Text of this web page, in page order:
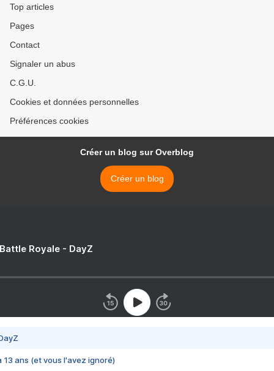
Top articles
Pages
Contact
Signaler un abus
C.G.U.
Cookies et données personnelles
Préférences cookies
Créer un blog sur Overblog
Créer un blog
Royale - DayZ
13 ans (et vous l'avez ignoré)